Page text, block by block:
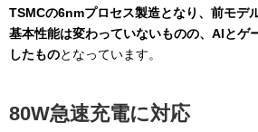
TSMCの6nmプロセス製造となり、前モデ
基本性能は変わっていないものの、AIとゲ
したものとなっています。
80W急速充電に対応